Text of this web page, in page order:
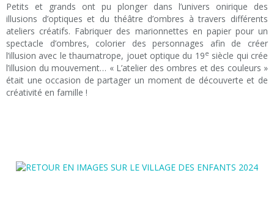
Petits et grands ont pu plonger dans l’univers onirique des
illusions d’optiques et du théâtre d’ombres à travers différents
ateliers créatifs. Fabriquer des marionnettes en papier pour un
spectacle d’ombres, colorier des personnages afin de créer
l’illusion avec le thaumatrope, jouet optique du 19e siècle qui crée
l’illusion du mouvement… « L’atelier des ombres et des couleurs »
était une occasion de partager un moment de découverte et de
créativité en famille !